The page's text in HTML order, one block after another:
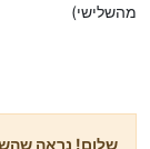
מהשלישי)
שלום! נראה